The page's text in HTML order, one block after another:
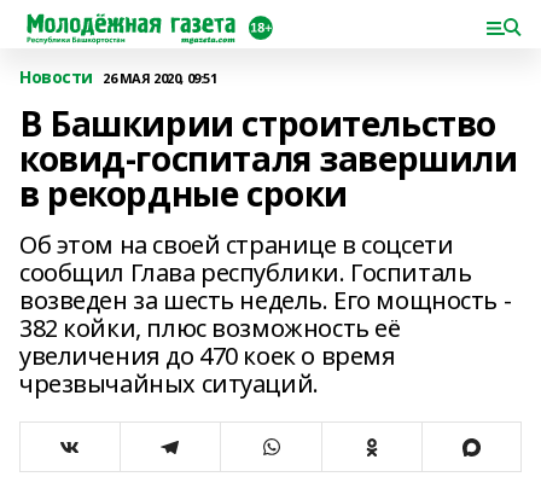
Новости 26 МАЯ 2020, 09:51
В Башкирии строительство
ковид-госпиталя завершили
в рекордные сроки
Об этом на своей странице в соцсети
сообщил Глава республики. Госпиталь
возведен за шесть недель. Его мощность -
382 койки, плюс возможность её
увеличения до 470 коек о время
чрезвычайных ситуаций.